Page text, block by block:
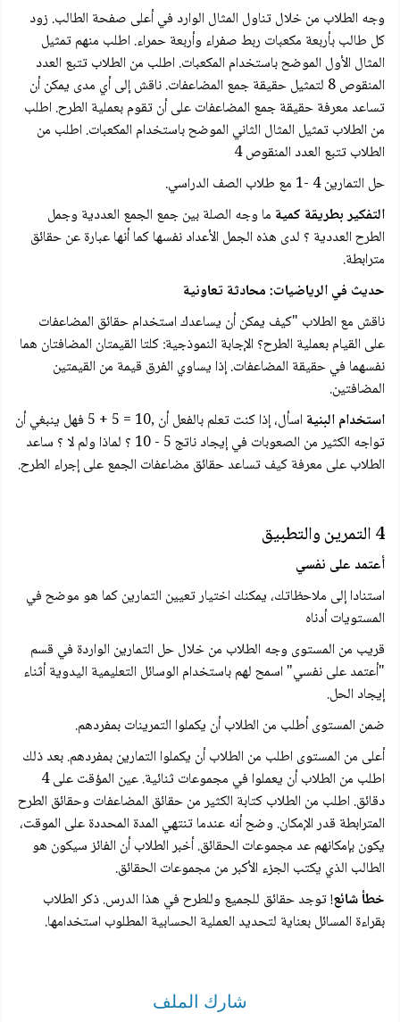
وجه الطلاب من خلال تناول المثال الوارد في أعلى صفحة الطالب. زود
كل طالب بأربعة مكعبات ربط صفراء وأربعة حمراء. اطلب منهم تمثيل
المثال الأول الموضح باستخدام المكعبات. اطلب من الطلاب تتبع العدد
المنقوص 8 لتمثيل حقيقة جمع المضاعفات. ناقش إلى أي مدى يمكن أن
تساعد معرفة حقيقة جمع المضاعفات على أن تقوم بعملية الطرح. اطلب
من الطلاب تمثيل المثال الثاني الموضح باستخدام المكعبات. اطلب من
الطلاب تتبع العدد المنقوص 4
حل التمارين 4 -1 مع طلاب الصف الدراسي.
التفكير بطريقة كمية ما وجه الصلة بين جمع الجمع العددية وجمل
الطرح العددية ؟ لدى هذه الجمل الأعداد نفسها كما أنها عبارة عن حقائق
مترابطة.
حديث في الرياضيات: محادثة تعاونية
ناقش مع الطلاب "كيف يمكن أن يساعدك استخدام حقائق المضاعفات
على القيام بعملية الطرح؟ الإجابة النموذجية: كلتا القيمتان المضافتان هما
نفسهما في حقيقة المضاعفات. إذا يساوي الفرق قيمة من القيمتين
المضافتين.
استخدام البنية
اسأل، إذا كنت تعلم بالفعل أن ,10 = 5 + 5 فهل ينبغي أن
تواجه الكثير من الصعوبات في إيجاد ناتج 5 - 10 ؟ لماذا ولم لا ؟ ساعد
الطلاب على معرفة كيف تساعد حقائق مضاعفات الجمع على إجراء الطرح.
4 التمرين والتطبيق
أعتمد على نفسي
استنادا إلى ملاحظاتك، يمكنك اختيار تعيين التمارين كما هو موضح في
المستويات أدناه
قريب من المستوى وجه الطلاب من خلال حل التمارين الواردة في قسم
"أعتمد على نفسي" اسمح لهم باستخدام الوسائل التعليمية اليدوية أثناء
إيجاد الحل.
ضمن المستوى أطلب من الطلاب أن يكملوا التمرينات بمفردهم.
أعلى من المستوى اطلب من الطلاب أن يكملوا التمارين بمفردهم. بعد ذلك
اطلب من الطلاب أن يعملوا في مجموعات ثنائية. عين المؤقت على 4
دقائق. اطلب من الطلاب كتابة الكثير من حقائق المضاعفات وحقائق الطرح
المترابطة قدر الإمكان. وضح أنه عندما تنتهي المدة المحددة على الموقت،
يكون بإمكانهم عد مجموعات الحقائق. أخبر الطلاب أن الفائز سيكون هو
الطالب الذي يكتب الجزء الأكبر من مجموعات الحقائق.
خطأ شائع! توجد حقائق للجميع وللطرح في هذا الدرس. ذکر الطلاب
بقراءة المسائل بعناية لتحديد العملية الحسابية المطلوب استخدامها.
شارك الملف